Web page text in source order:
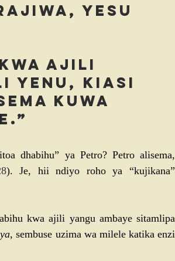
Yesu
kwa ajili
yenu, kiasi
kuwa
dhabihu” ya Petro? Petro alisema,
). Je, hii ndiyo roho ya “kujikana”
kwa ajili yangu ambaye sitamlipa
, sembuse uzima wa milele katika enzi